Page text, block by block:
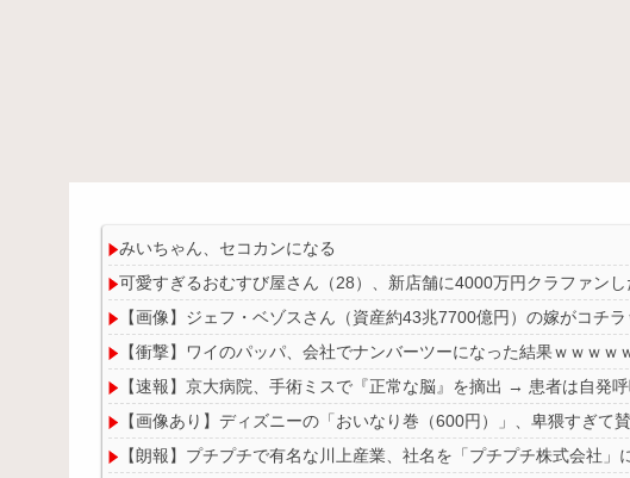
みいちゃん、セコカンになる
可愛すぎるおむすび屋さん（28）、新店舗に4000万円クラファン
【画像】ジェフ・ベゾスさん（資産約43兆7700億円）の嫁がコチ
【衝撃】ワイのパッパ、会社でナンバーツーになった結果ｗｗｗｗ
【速報】京大病院、手術ミスで『正常な脳』を摘出 → 患者は自発
【画像あり】ディズニーの「おいなり巻（600円）」、卑猥すぎて
【朗報】プチプチで有名な川上産業、社名を「プチプチ株式会社」